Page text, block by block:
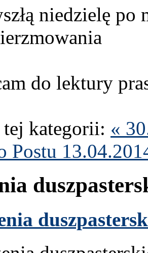
niedzielę po
do lek­tury
kat­e­gorii: « 30
Postu 13.04.